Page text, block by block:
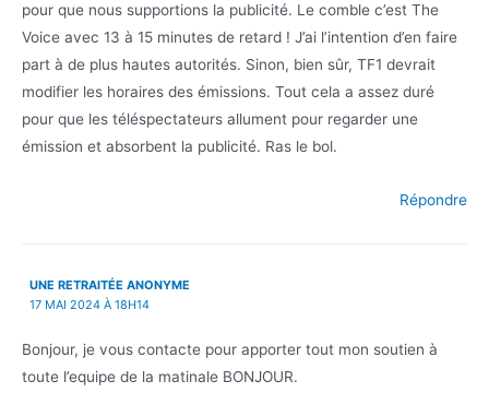
pour que nous supportions la publicité. Le comble c’est The
Voice avec 13 à 15 minutes de retard ! J’ai l’intention d’en faire
part à de plus hautes autorités. Sinon, bien sûr, TF1 devrait
modifier les horaires des émissions. Tout cela a assez duré
pour que les téléspectateurs allument pour regarder une
émission et absorbent la publicité. Ras le bol.
Répondre
UNE RETRAITÉE ANONYME
17 MAI 2024 À 18H14
Bonjour, je vous contacte pour apporter tout mon soutien à
toute l’equipe de la matinale BONJOUR.